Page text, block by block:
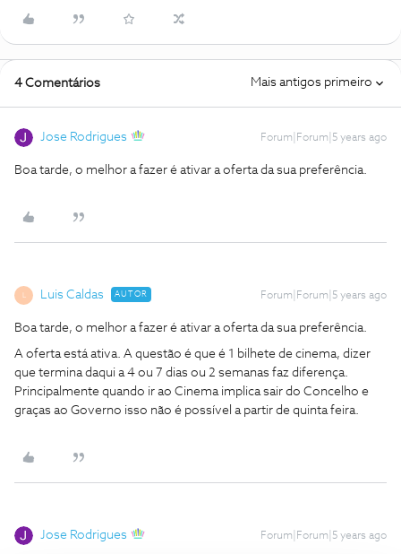
4 Comentários Mais antigos primeiro
Jose Rodrigues Forum|Forum|5 years ago
Boa tarde, o melhor a fazer é ativar a oferta da sua preferência.
Luis Caldas AUTOR Forum|Forum|5 years ago
Boa tarde, o melhor a fazer é ativar a oferta da sua preferência.
A oferta está ativa. A questão é que é 1 bilhete de cinema, dizer
que termina daqui a 4 ou 7 dias ou 2 semanas faz diferença.
Principalmente quando ir ao Cinema implica sair do Concelho e
graças ao Governo isso não é possível a partir de quinta feira.
Jose Rodrigues Forum|Forum|5 years ago